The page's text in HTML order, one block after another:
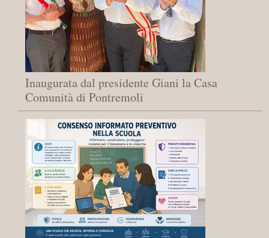
Inaugurata dal presidente Giani la Casa
Comunità di Pontremoli